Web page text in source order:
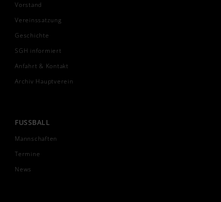
Vorstand
Vereinssatzung
Geschichte
SGH informiert
Anfahrt & Kontakt
Archiv Hauptverein
FUSSBALL
Mannschaften
Termine
News